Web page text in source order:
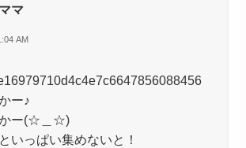
マ
AM
ー♪
かー(☆＿☆)
いっぱい集めないと！